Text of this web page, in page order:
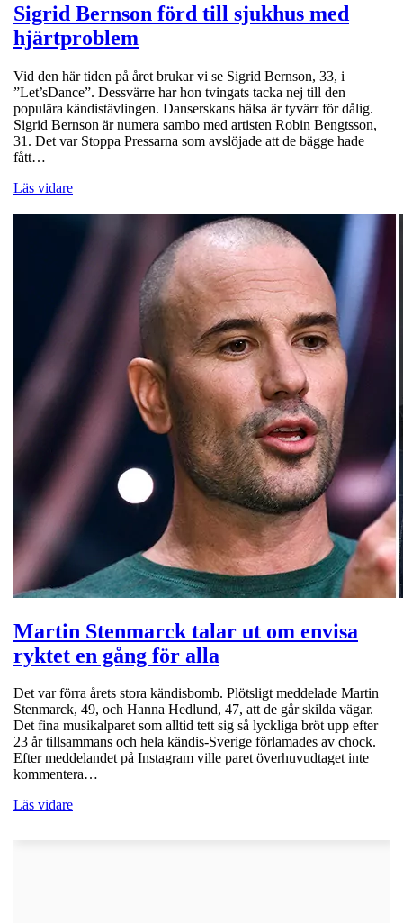
Sigrid Bernson förd till sjukhus med
hjärtproblem
Vid den här tiden på året brukar vi se Sigrid Bernson, 33, i
”Let’sDance”. Dessvärre har hon tvingats tacka nej till den
populära kändistävlingen. Danserskans hälsa är tyvärr för dålig.
Sigrid Bernson är numera sambo med artisten Robin Bengtsson,
31. Det var Stoppa Pressarna som avslöjade att de bägge hade
fått…
Läs vidare
Martin Stenmarck talar ut om envisa
ryktet en gång för alla
Det var förra årets stora kändisbomb. Plötsligt meddelade Martin
Stenmarck, 49, och Hanna Hedlund, 47, att de går skilda vägar.
Det fina musikalparet som alltid tett sig så lyckliga bröt upp efter
23 år tillsammans och hela kändis-Sverige förlamades av chock.
Efter meddelandet på Instagram ville paret överhuvudtaget inte
kommentera…
Läs vidare